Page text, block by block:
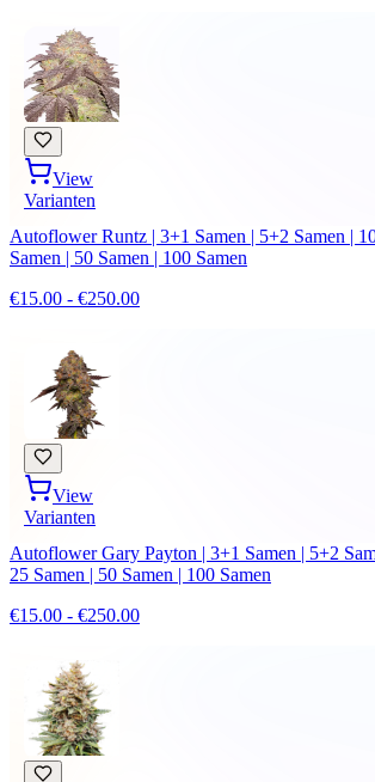
View
Varianten
Autoflower Runtz | 3+1 Samen | 5+2 Samen |
Samen | 50 Samen | 100 Samen
€15.00 - €250.00
View
Varianten
Autoflower Gary Payton | 3+1 Samen | 5+2
25 Samen | 50 Samen | 100 Samen
€15.00 - €250.00